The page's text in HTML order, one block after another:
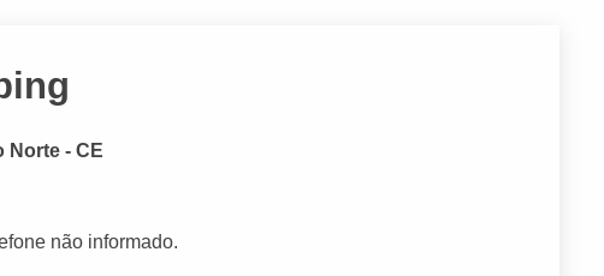
Norte - CE
não informado.